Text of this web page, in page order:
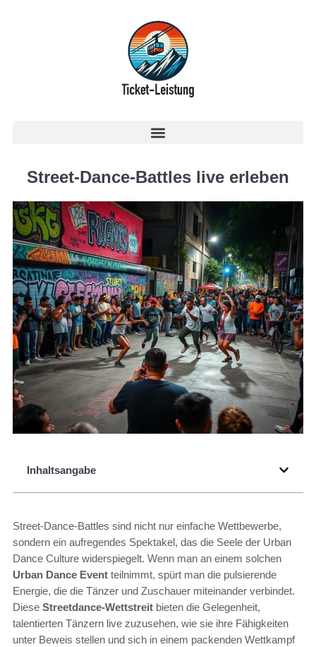
Street-Dance-Battles live erleben
Inhaltsangabe
Street-Dance-Battles sind nicht nur einfache Wettbewerbe,
sondern ein aufregendes Spektakel, das die Seele der Urban
Dance Culture widerspiegelt. Wenn man an einem solchen
Urban Dance Event teilnimmt, spürt man die pulsierende
Energie, die die Tänzer und Zuschauer miteinander verbindet.
Diese Streetdance-Wettstreit bieten die Gelegenheit,
talentierten Tänzern live zuzusehen, wie sie ihre Fähigkeiten
unter Beweis stellen und sich in einem packenden Wettkampf